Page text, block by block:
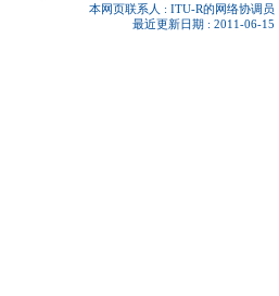
本网页联系人 : ITU-R的网络协调员
最近更新日期 : 2011-06-15